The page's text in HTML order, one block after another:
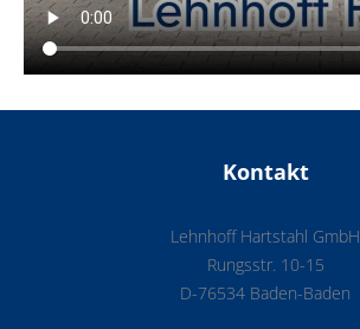
Kontakt
Lehnhoff Hartstahl GmbH
Rungsstr. 10-15
D-76534 Baden-Baden